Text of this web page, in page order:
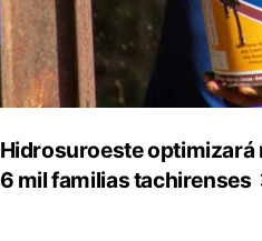
Hidrosuroeste optimizará
6 mil familias tachirenses